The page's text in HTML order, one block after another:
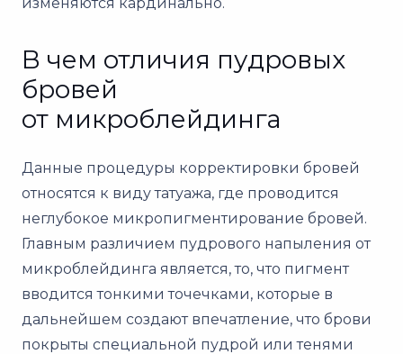
В чем отличия пудровых
бровей
от микроблейдинга
Данные процедуры корректировки бровей
относятся к виду татуажа, где проводится
неглубокое микропигментирование бровей.
Главным различием пудрового напыления от
микроблейдинга является, то, что пигмент
вводится тонкими точечками, которые в
дальнейшем создают впечатление, что брови
покрыты специальной пудрой или тенями